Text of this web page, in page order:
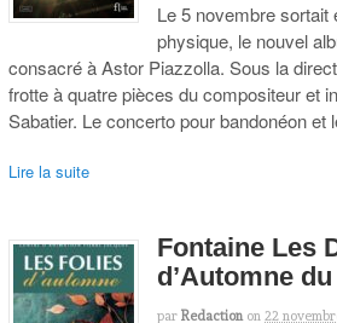
Le 5 novembre sortait
physique, le nouvel
consacré à Astor Piazzolla. Sous la
frotte à quatre pièces du compositeur et
Sabatier. Le concerto pour bandonéon
Lire la suite
Fontaine Les
d’Automne
par Redaction on 22